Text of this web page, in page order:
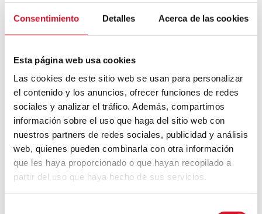
Consentimiento Detalles Acerca de las cookies
Esta página web usa cookies
Las cookies de este sitio web se usan para personalizar
el contenido y los anuncios, ofrecer funciones de redes
sociales y analizar el tráfico. Además, compartimos
información sobre el uso que haga del sitio web con
nuestros partners de redes sociales, publicidad y análisis
web, quienes pueden combinarla con otra información
que les haya proporcionado o que hayan recopilado a
partir del uso que haya hecho de sus servicios.
espaces de vie partagés
ateliers ou espaces communs : la vie en
des usages flexibles et des matériaux
04
FÉVRIER